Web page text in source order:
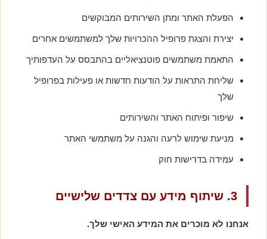
הפעלת האתר ומתן השירותים המבוקשים
יצירת והצגת פרופיל ההכרויות שלך למשתמשים אחרים
התאמת משתמשים פוטנציאליים בהתבסס על העדפותיך
שליחת התראות על הודעות חדשות או פעילות בפרופיל
שלך
שיפור ופיתוח האתר והשירותים
מניעת שימוש לרעה והגנה על משתמשי האתר
עמידה בדרישות חוק
3. שיתוף מידע עם צדדים שלישיים
אנחנו לא מוכרים את המידע האישי שלך.